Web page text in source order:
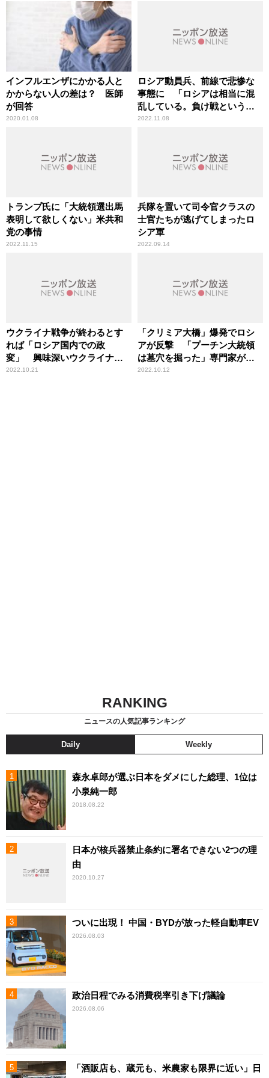
インフルエンザにかかる人と
かからない人の差は？ 医師
が回答
2020.01.08
ロシア動員兵、前線で悲惨な
事態に 「ロシアは相当に混
乱している。負け戦という感
じだ」辛坊治郎が指摘
2022.11.08
トランプ氏に「大統領選出馬
表明して欲しくない」米共和
党の事情
2022.11.15
兵隊を置いて司令官クラスの
士官たちが逃げてしまったロ
シア軍
2022.09.14
ウクライナ戦争が終わるとす
れば「ロシア国内での政
変」 興味深いウクライナ国
防省・情報総局長の発言
2022.10.21
「クリミア大橋」爆発でロシ
アが反撃 「プーチン大統領
は墓穴を掘った」専門家が見
解
2022.10.12
RANKING
ニュースの人気記事ランキング
Daily Weekly
森永卓郎が選ぶ日本をダメにした総理、1位は
小泉純一郎
2018.08.22
日本が核兵器禁止条約に署名できない2つの理
由
2020.10.27
ついに出現！ 中国・BYDが放った軽自動車EV
2026.08.03
政治日程でみる消費税率引き下げ議論
2026.08.06
「酒販店も、蔵元も、米農家も限界に近い」日